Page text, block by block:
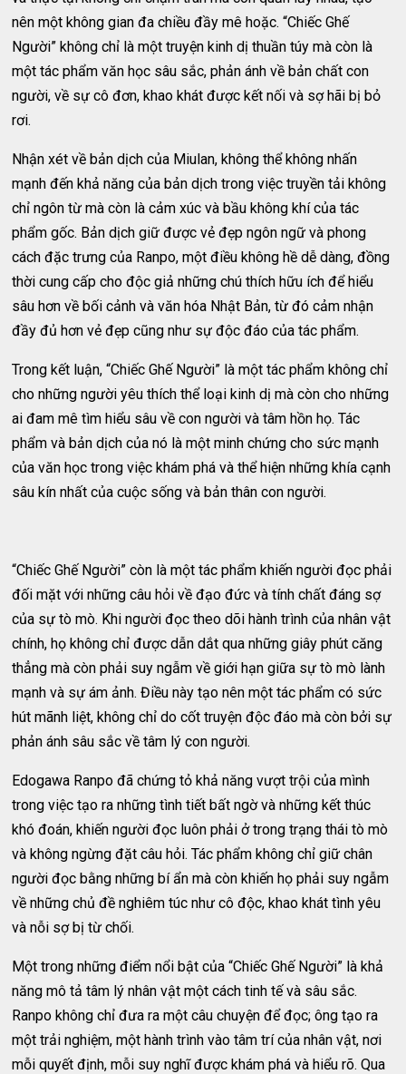
nên một không gian đa chiều đầy mê hoặc. “Chiếc Ghế
Người” không chỉ là một truyện kinh dị thuần túy mà còn là
một tác phẩm văn học sâu sắc, phản ánh về bản chất con
người, về sự cô đơn, khao khát được kết nối và sợ hãi bị bỏ
rơi.
Nhận xét về bản dịch của Miulan, không thể không nhấn
mạnh đến khả năng của bản dịch trong việc truyền tải không
chỉ ngôn từ mà còn là cảm xúc và bầu không khí của tác
phẩm gốc. Bản dịch giữ được vẻ đẹp ngôn ngữ và phong
cách đặc trưng của Ranpo, một điều không hề dễ dàng, đồng
thời cung cấp cho độc giả những chú thích hữu ích để hiểu
sâu hơn về bối cảnh và văn hóa Nhật Bản, từ đó cảm nhận
đầy đủ hơn vẻ đẹp cũng như sự độc đáo của tác phẩm.
Trong kết luận, “Chiếc Ghế Người” là một tác phẩm không chỉ
cho những người yêu thích thể loại kinh dị mà còn cho những
ai đam mê tìm hiểu sâu về con người và tâm hồn họ. Tác
phẩm và bản dịch của nó là một minh chứng cho sức mạnh
của văn học trong việc khám phá và thể hiện những khía cạnh
sâu kín nhất của cuộc sống và bản thân con người.
“Chiếc Ghế Người” còn là một tác phẩm khiến người đọc phải
đối mặt với những câu hỏi về đạo đức và tính chất đáng sợ
của sự tò mò. Khi người đọc theo dõi hành trình của nhân vật
chính, họ không chỉ được dẫn dắt qua những giây phút căng
thẳng mà còn phải suy ngẫm về giới hạn giữa sự tò mò lành
mạnh và sự ám ảnh. Điều này tạo nên một tác phẩm có sức
hút mãnh liệt, không chỉ do cốt truyện độc đáo mà còn bởi sự
phản ánh sâu sắc về tâm lý con người.
Edogawa Ranpo đã chứng tỏ khả năng vượt trội của mình
trong việc tạo ra những tình tiết bất ngờ và những kết thúc
khó đoán, khiến người đọc luôn phải ở trong trạng thái tò mò
và không ngừng đặt câu hỏi. Tác phẩm không chỉ giữ chân
người đọc bằng những bí ẩn mà còn khiến họ phải suy ngẫm
về những chủ đề nghiêm túc như cô độc, khao khát tình yêu
và nỗi sợ bị từ chối.
Một trong những điểm nổi bật của “Chiếc Ghế Người” là khả
năng mô tả tâm lý nhân vật một cách tinh tế và sâu sắc.
Ranpo không chỉ đưa ra một câu chuyện để đọc; ông tạo ra
một trải nghiệm, một hành trình vào tâm trí của nhân vật, nơi
mỗi quyết định, mỗi suy nghĩ được khám phá và hiểu rõ. Qua